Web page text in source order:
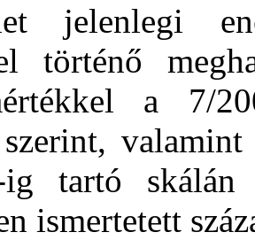
jelenlegi
történő
a 7/
valamint
tartó
ismertetett